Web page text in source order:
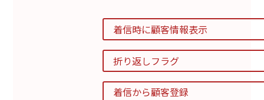
着信時に顧客情報表示
折り返しフラグ
着信から顧客登録